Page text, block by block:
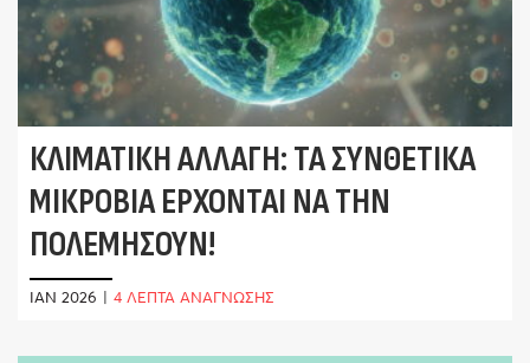
ΚΛΙΜΑΤΙΚΉ ΑΛΛΑΓΉ: ΤΑ ΣΥΝΘΕΤΙΚΆ
ΜΙΚΡΌΒΙΑ ΈΡΧΟΝΤΑΙ ΝΑ ΤΗΝ
ΠΟΛΕΜΉΣΟΥΝ!
ΙΑΝ 2026 | 4 ΛΕΠΤΑ ΑΝΑΓΝΩΣΗΣ